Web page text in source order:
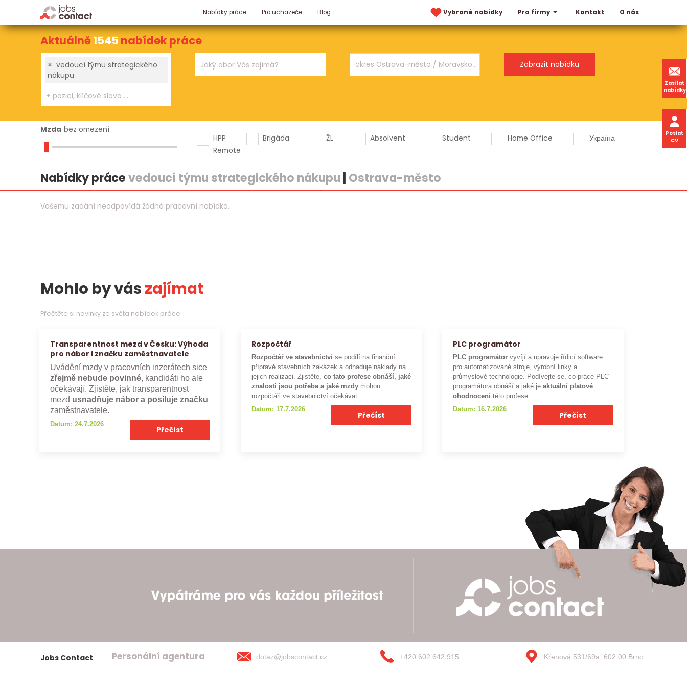
Nabídky práce Pro uchazeče Blog Vybrané nabídky Pro firmy Kontakt O nás
Zasílat
nabídky
Poslat
CV
Aktuálně1545 nabídek práce
× vedoucí týmu strategického
nákupu
Mzda bez omezení
HPP
Brigáda ŽL Absolvent Student Home Office
Україна
Remote
Nabídky prácevedoucí týmu strategického nákupu Ostrava-město
Vašemu zadání neodpovídá žádná pracovní nabídka.
Mohlo by vászajímat
Přečtěte si novinky ze světa nabídek práce
Transparentnost mezd v Česku: Výhoda
pro nábor i značku zaměstnavatele
Uvádění mzdy v pracovních inzerátech sice
zřejmě nebude povinné, kandidáti ho ale
očekávají. Zjistěte, jak transparentnost
mezd usnadňuje nábor a posiluje značku
zaměstnavatele.
Datum: 24.7.2026
Přečíst
Rozpočtář
Rozpočtář ve stavebnictví se podílí na finanční
přípravě stavebních zakázek a odhaduje náklady na
jejich realizaci. Zjistěte,co tato profese obnáší, jaké
znalosti jsou potřeba a jaké mzdy mohou
rozpočtáři ve stavebnictví očekávat.
Datum: 17.7.2026
Přečíst
PLC programátor
PLC programátor vyvíjí a upravuje řídicí software
pro automatizované stroje, výrobní linky a
průmyslové technologie. Podívejte se, co práce PLC
programátora obnáší a jaké je aktuální platové
ohodnocení této profese.
Datum: 16.7.2026
Přečíst
Jobs Contact Personální agentura dotaz@jobscontact.cz +420 602 642 915 Křenová 531/69a, 602 00 Brno